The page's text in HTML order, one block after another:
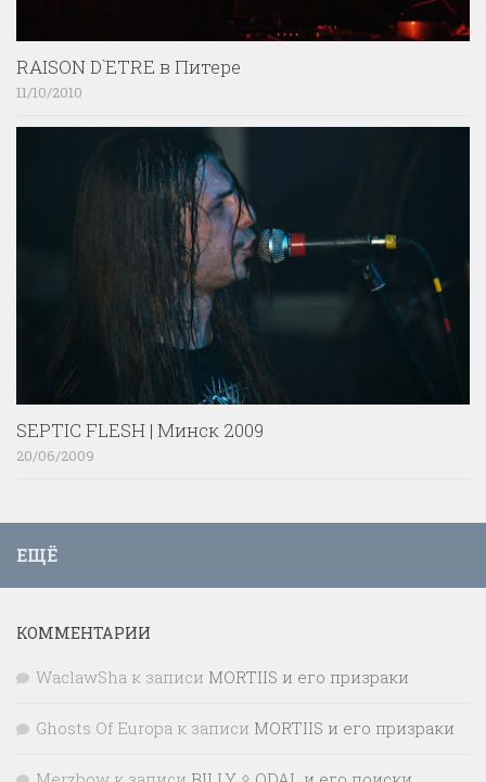
RAISON D`ETRE в Питере
11/10/2010
SEPTIC FLESH | Минск 2009
20/06/2009
ЕЩЁ
КОММЕНТАРИИ
WaclawSha к записи MORTIIS и его призраки
Ghosts Of Europa к записи MORTIIS и его призраки